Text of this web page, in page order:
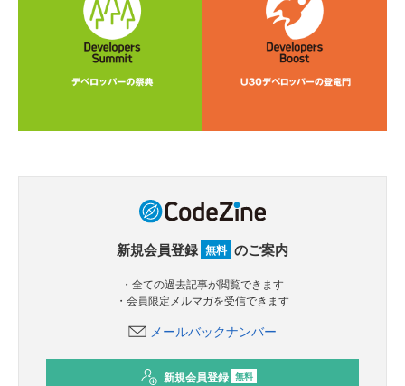
新規会員登録 無料 のご案内
・全ての過去記事が閲覧できます
・会員限定メルマガを受信できます
メールバックナンバー
新規会員登録 無料